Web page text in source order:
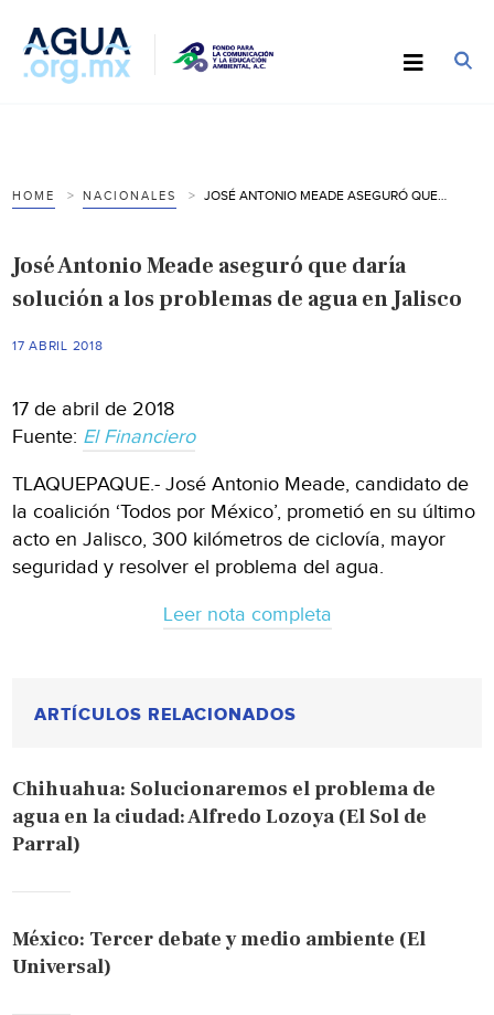
HOME NACIONALES
José Antonio Meade aseguró que daría
solución a los problemas de agua en Jalisco
17 ABRIL 2018
17 de abril de 2018
Fuente: El Financiero
TLAQUEPAQUE.- José Antonio Meade, candidato de
la coalición ‘Todos por México’, prometió en su último
acto en Jalisco, 300 kilómetros de ciclovía, mayor
seguridad y resolver el problema del agua.
Leer nota completa
ARTÍCULOS RELACIONADOS
Chihuahua: Solucionaremos el problema de
agua en la ciudad: Alfredo Lozoya (El Sol de
Parral)
México: Tercer debate y medio ambiente (El
Universal)